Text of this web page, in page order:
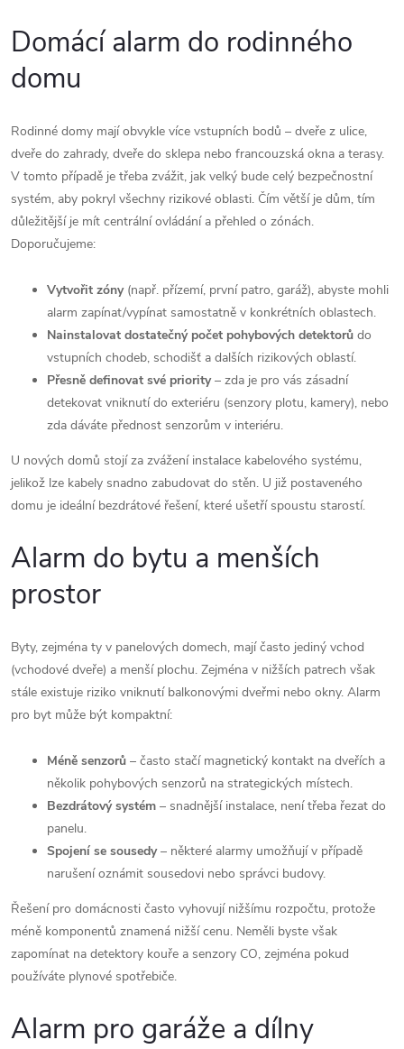
Domácí alarm do rodinného
domu
Rodinné domy mají obvykle více vstupních bodů – dveře z ulice,
dveře do zahrady, dveře do sklepa nebo francouzská okna a terasy.
V tomto případě je třeba zvážit, jak velký bude celý bezpečnostní
systém, aby pokryl všechny rizikové oblasti. Čím větší je dům, tím
důležitější je mít centrální ovládání a přehled o zónách.
Doporučujeme:
Vytvořit zóny(např. přízemí, první patro, garáž), abyste mohli
alarm zapínat/vypínat samostatně v konkrétních oblastech.
Nainstalovat dostatečný počet pohybových detektorů do
vstupních chodeb, schodišť a dalších rizikových oblastí.
Přesně definovat své priority– zda je pro vás zásadní
detekovat vniknutí do exteriéru (senzory plotu, kamery), nebo
zda dáváte přednost senzorům v interiéru.
U nových domů stojí za zvážení instalace kabelového systému,
jelikož lze kabely snadno zabudovat do stěn. U již postaveného
domu je ideální bezdrátové řešení, které ušetří spoustu starostí.
Alarm do bytu a menších
prostor
Byty, zejména ty v panelových domech, mají často jediný vchod
(vchodové dveře) a menší plochu. Zejména v nižších patrech však
stále existuje riziko vniknutí balkonovými dveřmi nebo okny. Alarm
pro byt může být kompaktní:
Méně senzorů – často stačí magnetický kontakt na dveřích a
několik pohybových senzorů na strategických místech.
Bezdrátový systém – snadnější instalace, není třeba řezat do
panelu.
Spojení se sousedy– některé alarmy umožňují v případě
narušení oznámit sousedovi nebo správci budovy.
Řešení pro domácnosti často vyhovují nižšímu rozpočtu, protože
méně komponentů znamená nižší cenu. Neměli byste však
zapomínat na detektory kouře a senzory CO, zejména pokud
používáte plynové spotřebiče.
Alarm pro garáže a dílny